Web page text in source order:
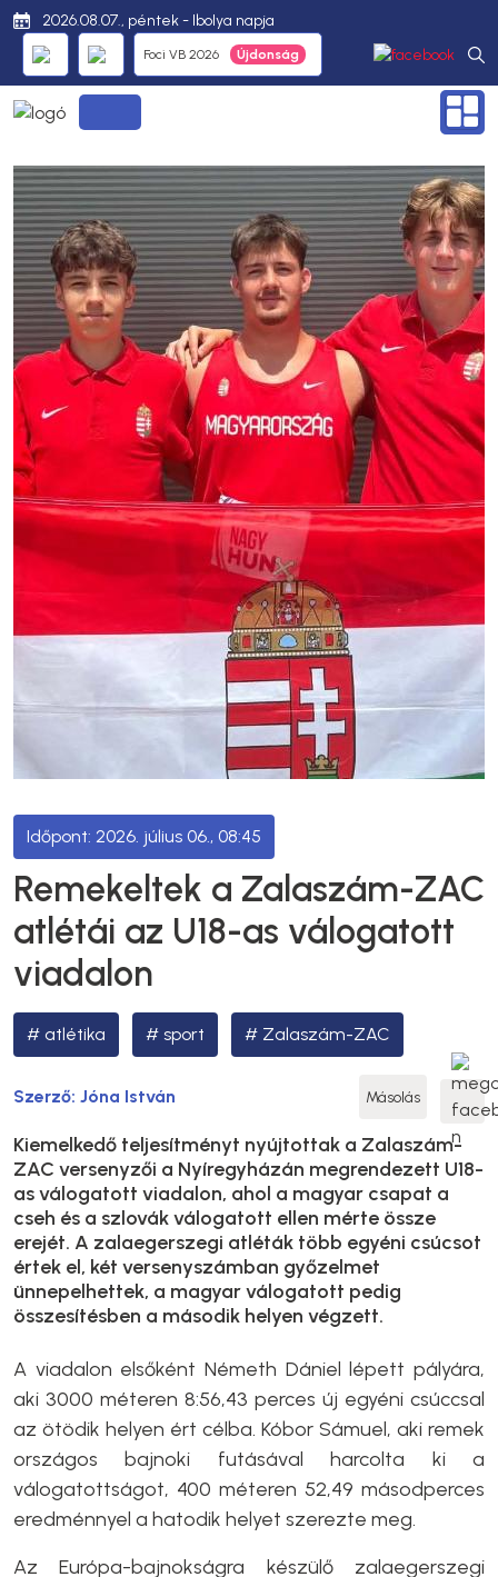
2026.08.07., péntek - Ibolya napja
Foci VB 2026
2026. július 06., 08:45
Remekeltek a Zalaszám-ZAC
atlétái az U18-as válogatott
viadalon
atlétika sport Zalaszám-ZAC
Szerző: Jóna István Másolás
Kiemelkedő teljesítményt nyújtottak a Zalaszám-
ZAC versenyzői a Nyíregyházán megrendezett U18-
as válogatott viadalon, ahol a magyar csapat a
cseh és a szlovák válogatott ellen mérte össze
erejét. A zalaegerszegi atléták több egyéni csúcsot
értek el, két versenyszámban győzelmet
ünnepelhettek, a magyar válogatott pedig
összesítésben a második helyen végzett.
A viadalon elsőként Németh Dániel lépett pályára,
aki 3000 méteren 8:56,43 perces új egyéni csúccsal
az ötödik helyen ért célba. Kóbor Sámuel, aki remek
országos bajnoki futásával harcolta ki a
válogatottságot, 400 méteren 52,49 másodperces
eredménnyel a hatodik helyet szerezte meg.
Az Európa-bajnokságra készülő zalaegerszegi